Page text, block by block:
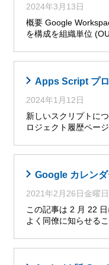
2024年3月13日
概要 Google
を構成を組織単位
Apps Script プ
2024年1月12日
新しいスクリプトに
ロジェクト履歴ペー
Google カレン
2021年2月26日金曜日
この記事は 2 月 22
よく同僚に知らせる